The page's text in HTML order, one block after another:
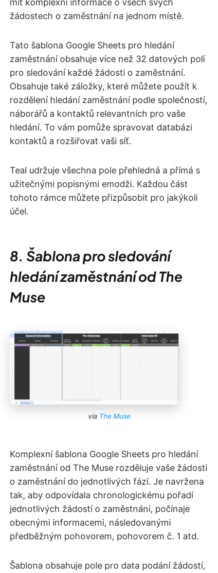
mít komplexní informace o všech svých
žádostech o zaměstnání na jednom místě.
Tato šablona Google Sheets pro hledání
zaměstnání obsahuje více než 32 datových polí
pro sledování každé žádosti o zaměstnání.
Obsahuje také záložky, které můžete použít k
rozdělení hledání zaměstnání podle společností,
náborářů a kontaktů relevantních pro vaše
hledání. To vám pomůže spravovat databázi
kontaktů a rozšiřovat vaši síť.
Teal udržuje všechna pole přehledná a přímá s
užitečnými popisnými emodži. Každou část
tohoto rámce můžete přizpůsobit pro jakýkoli
účel.
8. Šablona pro sledování
hledání zaměstnání od The
Muse
via The Muse
Komplexní šablona Google Sheets pro hledání
zaměstnání od The Muse rozděluje vaše žádosti
o zaměstnání do jednotlivých fází. Je navržena
tak, aby odpovídala chronologickému pořadí
jednotlivých žádostí o zaměstnání, počínaje
obecnými informacemi, následovanými
předběžným pohovorem, pohovorem č. 1 atd.
Šablona obsahuje pole pro data podání žádostí,